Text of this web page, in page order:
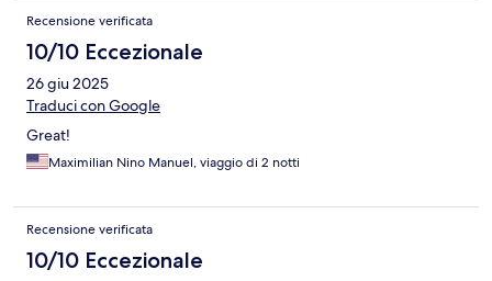
Recensione verificata
10/10 Eccezionale
26 giu 2025
Traduci con Google
Great!
Maximilian Nino Manuel, viaggio di 2 notti
Recensione verificata
10/10 Eccezionale